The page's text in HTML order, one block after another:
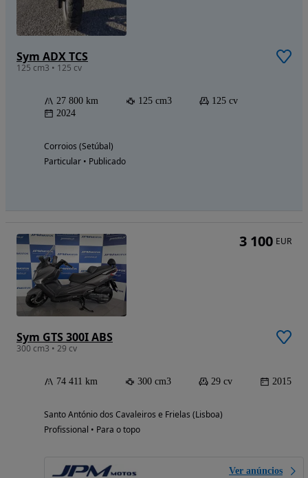
Sym ADX TCS
125 cm3 • 125 cv
27 800 km 125 cm3
125 cv
2024
Corroios (Setúbal)
Particular • Publicado
Sym GTS 300I ABS
300 cm3 • 29 cv
74 411 km 300 cm3 29 cv 2015
Santo António dos Cavaleiros e Frielas (Lisboa)
Profissional • Para o topo
Ver anúncios
3 100 EUR